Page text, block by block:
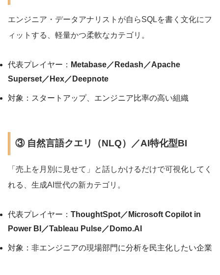
エンジニア・データアナリストが自らSQLを書く文化にフ
ィットする、軽量かつ柔軟なカテゴリ。
代表プレイヤー： Metabase／Redash／Apache
Superset／Hex／Deepnote
対象：スタートアップ、エンジニア比率の高い組織
③ 自然言語クエリ（NLQ）／AI特化型BI
「売上を月別に見せて」と話しかけるだけで可視化してく
れる、生成AI世代の新カテゴリ。
代表プレイヤー： ThoughtSpot／Microsoft Copilot in
Power BI／Tableau Pulse／Domo.AI
対象：非エンジニアの現場部門に分析を民主化したい企業